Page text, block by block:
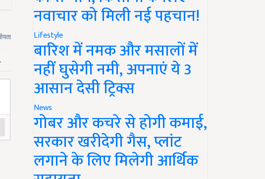
नवाचार को मिली नई पहचान!
Lifestyle
बारिश में नमक और मसालों में
नहीं घुसेगी नमी, अपनाएं ये 3
आसान देसी ट्रिक्स
News
गोबर और कचरे से होगी कमाई,
सरकार खरीदेगी गैस, प्लांट
लगाने के लिए मिलेगी आर्थिक